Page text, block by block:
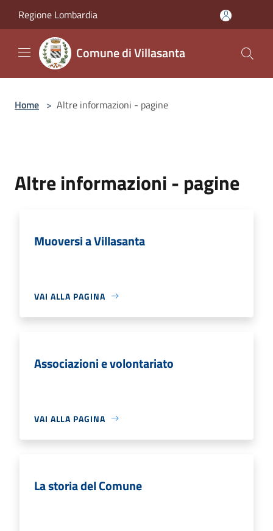
Regione Lombardia
Comune di Villasanta
Home > Altre informazioni - pagine
Altre informazioni - pagine
Muoversi a Villasanta
VAI ALLA PAGINA
Associazioni e volontariato
VAI ALLA PAGINA
La storia del Comune